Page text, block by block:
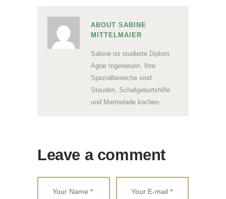
ABOUT SABINE
MITTELMAIER
Sabine ist studierte Diplom
Agrar Ingenieurin. Ihre
Spezialbereiche sind
Stauden, Schafgeburtshilfe
und Marmelade kochen.
Leave a comment